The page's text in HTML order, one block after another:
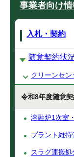
事業者向け情
入札・契約
随意契約状
クリーンセン
令和8年度随意
溶融炉1次室
プラント維持
スラグ運搬処